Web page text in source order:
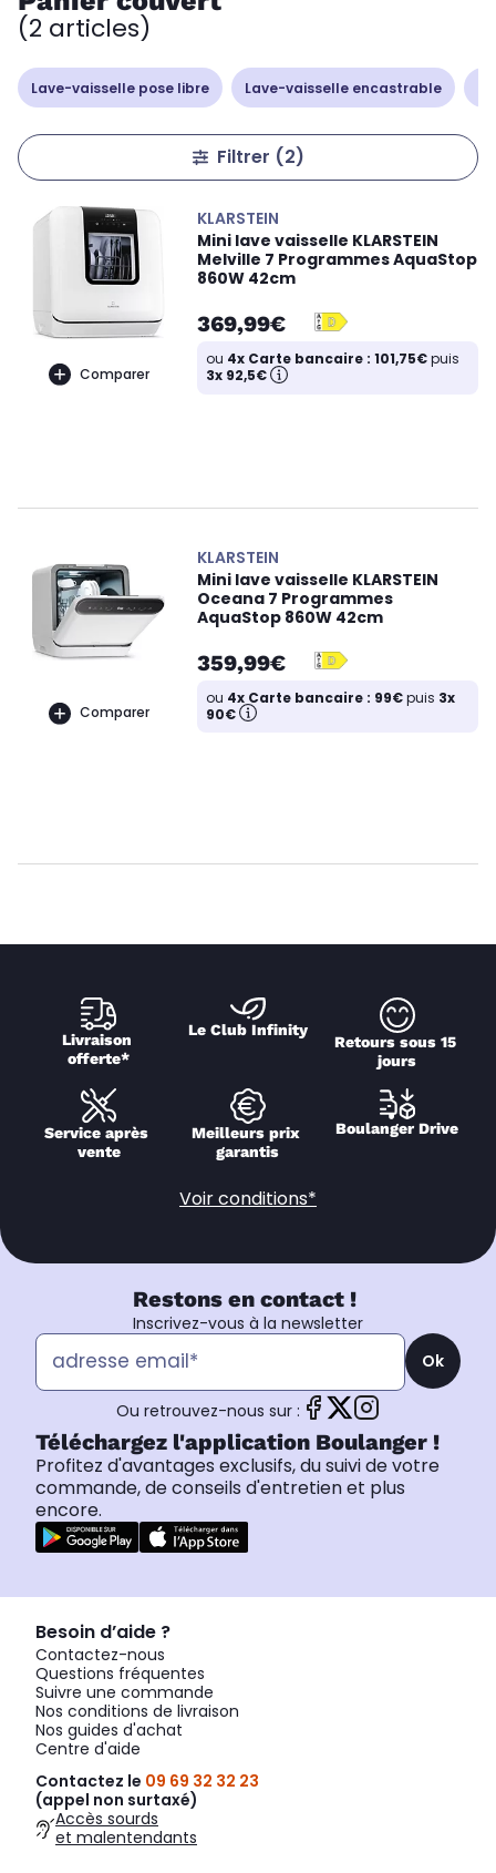
(2 articles)
Lave-vaisselle pose libre Lave-vaisselle encastrable
Filtrer (2)
Comparer
KLARSTEIN
Mini lave vaisselle KLARSTEIN
Melville 7 Programmes AquaStop
860W 42cm
369,99€
ou 4x Carte bancaire : 101,75€puis
3x 92,5€
Comparer
KLARSTEIN
Mini lave vaisselle KLARSTEIN
Oceana 7 Programmes
AquaStop 860W 42cm
359,99€
ou 4x Carte bancaire : 99€puis 3x
90€
Livraison
offerte*
Le Club Infinity
Retours sous 15
jours
Service après
vente
Meilleurs prix
garantis
Boulanger Drive
Voir conditions*
Restons en contact !
Inscrivez-vous à la newsletter
Ok
Ou retrouvez-nous sur :
Téléchargez l'application Boulanger !
Profitez d'avantages exclusifs, du suivi de votre
commande, de conseils d'entretien et plus
encore.
Besoin d’aide ?
Contactez-nous
Questions fréquentes
Suivre une commande
Nos conditions de livraison
Nos guides d'achat
Centre d'aide
Contactez le 09 69 32 32 23
(appel non surtaxé)
Accès sourds
et malentendants